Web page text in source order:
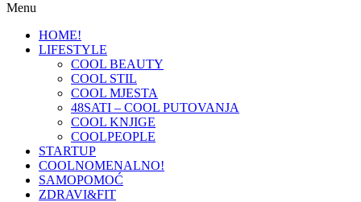
Menu
HOME!
LIFESTYLE
COOL BEAUTY
COOL STIL
COOL MJESTA
48SATI – COOL PUTOVANJA
COOL KNJIGE
COOLPEOPLE
STARTUP
COOLNOMENALNO!
SAMOPOMOĆ
ZDRAVI&FIT